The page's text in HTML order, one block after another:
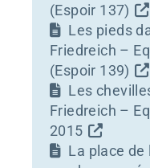
(Espoir 137)
Les pieds
Friedreich –
(Espoir 139)
Les
Friedreich –
2015
La place